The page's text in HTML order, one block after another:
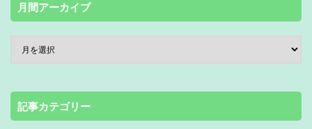
月間アーカイブ
記事カテゴリー